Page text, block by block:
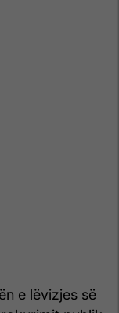
e lëvizjes së